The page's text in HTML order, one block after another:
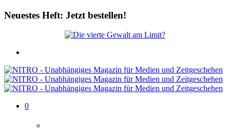
Neuestes Heft: Jetzt bestellen!
0